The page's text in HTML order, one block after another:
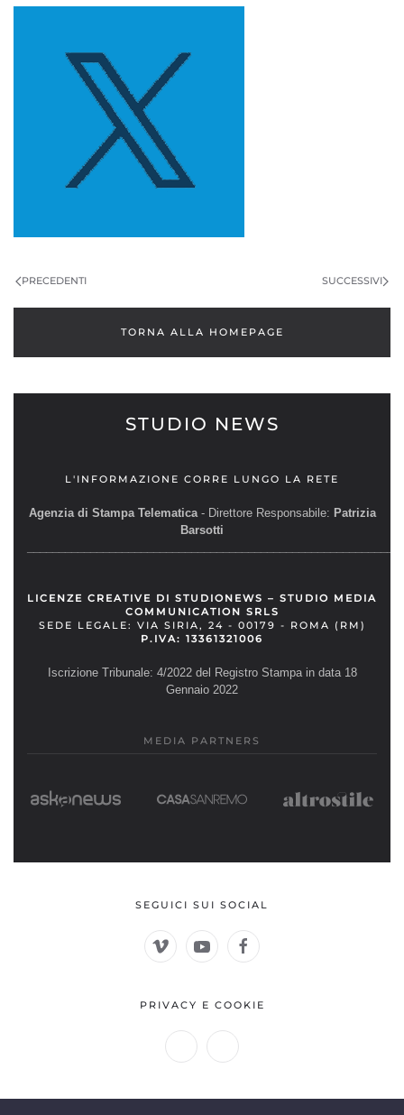
PRECEDENTI SUCCESSIVI
TORNA ALLA HOMEPAGE
STUDIO NEWS
L'INFORMAZIONE CORRE LUNGO LA RETE
Agenzia di Stampa Telematica- Direttore Responsabile: Patrizia
Barsotti
LICENZE CREATIVE DI STUDIONEWS – STUDIO MEDIA
COMMUNICATION SRLS
SEDE LEGALE: VIA SIRIA, 24 - 00179 - ROMA (RM)
P.IVA: 13361321006
Iscrizione Tribunale: 4/2022 del Registro Stampa in data 18
Gennaio 2022
MEDIA PARTNERS
SEGUICI SUI SOCIAL
PRIVACY E COOKIE